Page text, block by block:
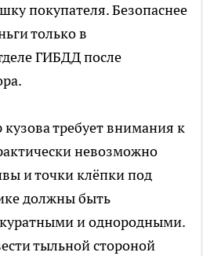
покупателя. Безопаснее
только в
ГИБДД после
требует внимания к
невозможно
и точки клёпки под
должны быть
и однородными.
тыльной стороной